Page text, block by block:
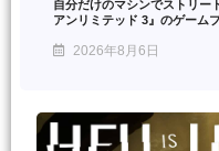
自分だけのマシンでストリ
アンリミテッド 3』のゲーム
2026年8月6日